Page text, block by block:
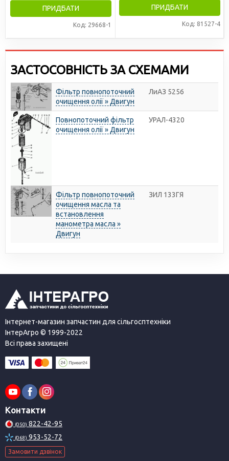
ПРИДБАТИ
Код: 29668-1
ПРИДБАТИ
Код: 81527-4
ЗАСТОСОВНІСТЬ ЗА СХЕМАМИ
Фільтр повнопоточний
очищення олії » Двигун
ЛиАЗ 5256
Повнопоточний фільтр
очищення олії » Двигун
УРАЛ-4320
Фільтр повнопоточний
очищення масла та
встановлення
манометра масла »
Двигун
ЗИЛ 133ГЯ
Інтернет-магазин запчастин для сільгосптехніки
ІнтерАгро © 1999-2022
Всі права захищені
Контакти
(050) 822-42-95
(068) 953-52-72
Замовити дзвінок